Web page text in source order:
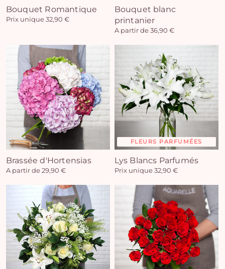
Bouquet Romantique
Prix unique 32,90 €
Bouquet blanc
printanier
A partir de 36,90 €
Brassée d'Hortensias
A partir de 29,90 €
FLEURS PARFUMÉES
Lys Blancs Parfumés
Prix unique 32,90 €